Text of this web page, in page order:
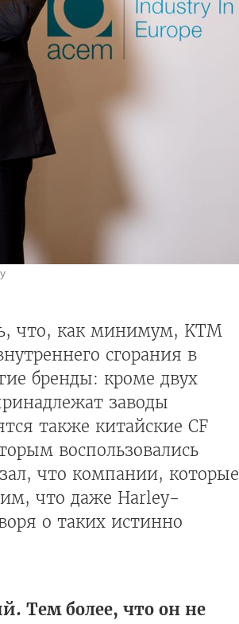
что, как минимум, KTM
сгорания в
бренды: кроме двух
заводы
также китайские CF
воспользовались
что компании, которые
что даже Harley-
о таких истинно
Тем более, что он не